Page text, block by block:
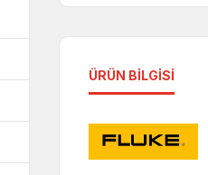
ÜRÜN BILGISI